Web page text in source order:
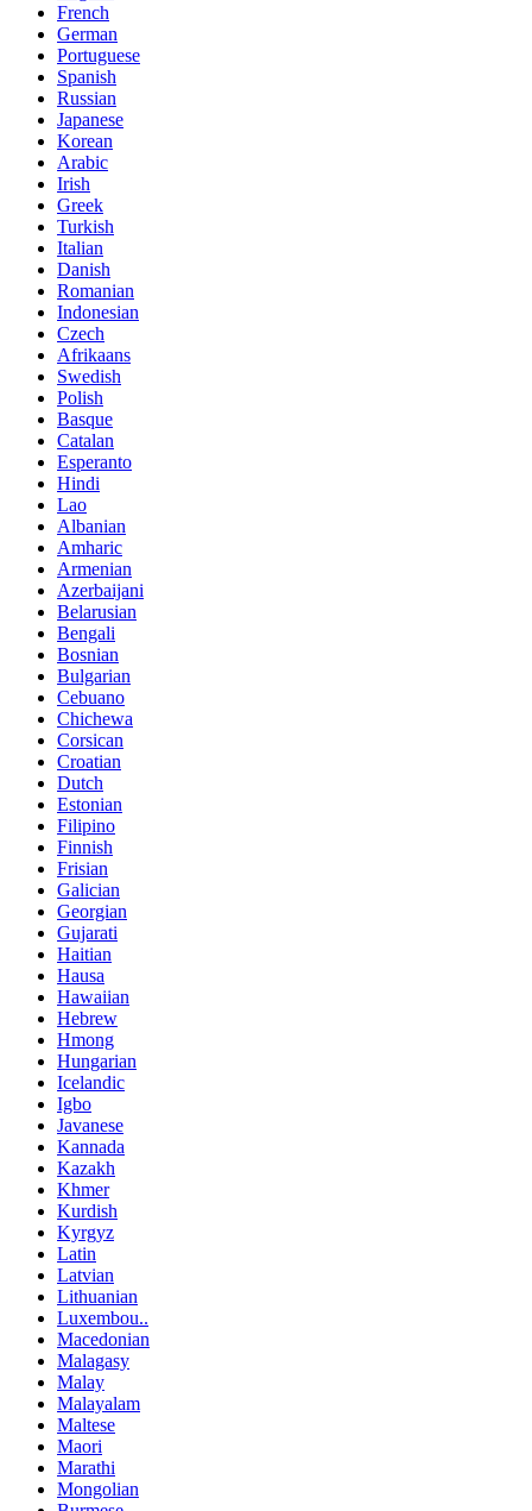
French
German
Portuguese
Spanish
Russian
Japanese
Korean
Arabic
Irish
Greek
Turkish
Italian
Danish
Romanian
Indonesian
Czech
Afrikaans
Swedish
Polish
Basque
Catalan
Esperanto
Hindi
Lao
Albanian
Amharic
Armenian
Azerbaijani
Belarusian
Bengali
Bosnian
Bulgarian
Cebuano
Chichewa
Corsican
Croatian
Dutch
Estonian
Filipino
Finnish
Frisian
Galician
Georgian
Gujarati
Haitian
Hausa
Hawaiian
Hebrew
Hmong
Hungarian
Icelandic
Igbo
Javanese
Kannada
Kazakh
Khmer
Kurdish
Kyrgyz
Latin
Latvian
Lithuanian
Luxembou..
Macedonian
Malagasy
Malay
Malayalam
Maltese
Maori
Marathi
Mongolian